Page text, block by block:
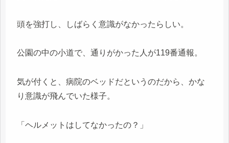
頭を強打し、しばらく意識がなかったらしい。
公園の中の小道で、通りがかった人が119番通報。
気が付くと、病院のベッドだというのだから、かな
り意識が飛んでいた様子。
「ヘルメットはしてなかったの？」